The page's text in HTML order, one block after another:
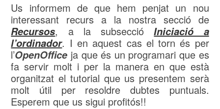
Us informem de que hem penjat un nou
interessant recurs a la nostra secció de
Recursos, a la subseccióIniciació a
l’ordinador. I en aquest cas el torn és per
l’OpenOffice ja que és un programari que es
fa servir molt i per la manera en que està
organitzat el tutorial que us presentem serà
molt útil per resoldre dubtes puntuals.
Esperem que us sigui profitós!!